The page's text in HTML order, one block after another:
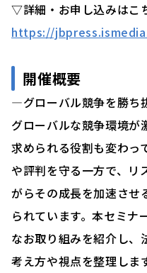
▽詳細・お申し込みはこ
https://
開催概要
―グローバル競争を勝ち
グローバルな競争環境が
求められる役割も変わっ
や評判を守る一方で、リ
がらその成長を加速させ
られています。本セミナ
なお取り組みを紹介し、
考え方や視点を整理しま